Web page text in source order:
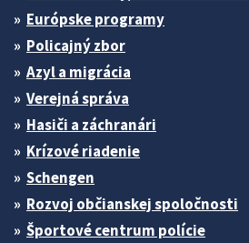
Európske programy
Policajný zbor
Azyl a migrácia
Verejná správa
Hasiči a záchranári
Krízové riadenie
Schengen
Rozvoj občianskej spoločnosti
Športové centrum polície